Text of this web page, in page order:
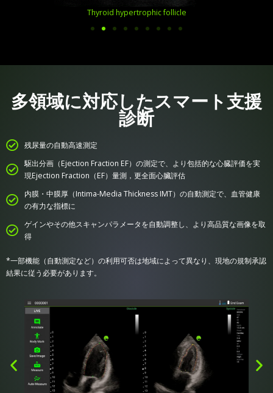
Thyroid hypertrophic follicle
多領域に対応したスマート支援
診断
残尿量の自動高速測定
駆出分画（Ejection Fraction EF）の測定で、より包括的な心臓評価を実
現Ejection Fraction（EF）量測，更全面心臟評估
内膜・中膜厚（Intima-Media Thickness IMT）の自動測定で、血管健康
の有力な指標に
ゲインやその他スキャンパラメータを自動調整し、より高品質な画像を取
得
*一部機能（自動測定など）の利用可否は地域によって異なり、現地の規制承認
結果に従う必要があります。